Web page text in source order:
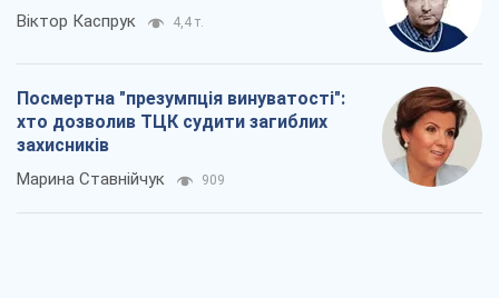
Віктор Каспрук 4,4 т.
Посмертна "презумпція винуватості":
хто дозволив ТЦК судити загиблих
захисників
Марина Ставнійчук 909